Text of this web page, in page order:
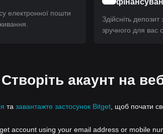
електронної пошти
Здійсніть
зручного для вас
акаунт на
та завантажте застосунок Bitget , щоб почати
account using your email address or mobile